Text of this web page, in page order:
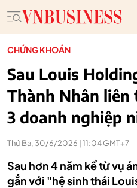
CHỨNG KHOÁN
Sau Louis
Thành Nhân
3 doanh nghiệp
Thứ Ba, 30/6/2026 | 11:04 GMT+7
Sau hơn 4 năm kể từ vụ
gắn với "hệ sinh thái